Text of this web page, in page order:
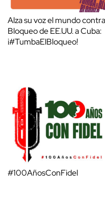
Alza su voz el mundo
Bloqueo de EE.UU. a Cuba:
¡#TumbaElBloqueo!
#100AñosConFidel